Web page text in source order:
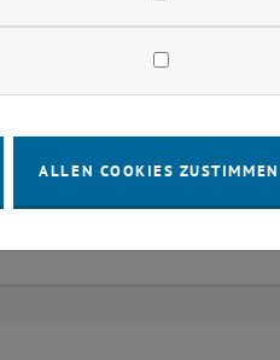
ALLEN COOKIES ZUSTIMMEN